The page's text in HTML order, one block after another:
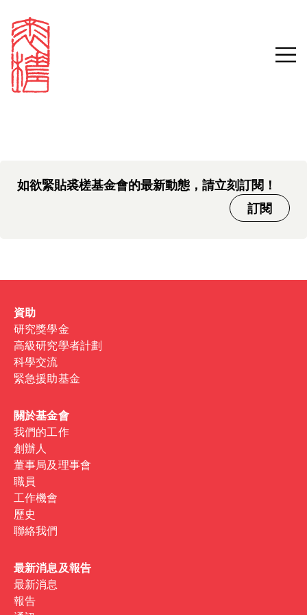
Sign in
Email
Search our stories,
awards, events and
中文版本頁面即將推出，敬請
期待。
如欲緊貼裘槎基金會的最新動態，請立刻訂閱！
訂閱
資助
研究獎學金
高級研究學者計劃
科學交流
緊急援助基金
關於基金會
我們的工作
創辦人
董事局及理事會
職員
工作機會
歷史
聯絡我們
最新消息及報告
最新消息
報告